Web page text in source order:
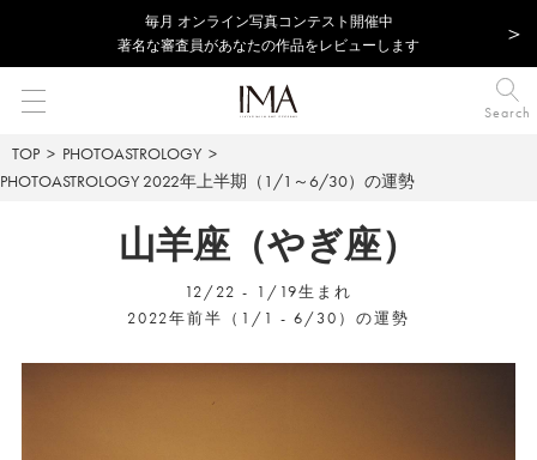
毎⽉ オンライン写真コンテスト開催中
著名な審査員があなたの作品をレビューします
Search
TOP
PHOTOASTROLOGY
PHOTOASTROLOGY 2022年上半期（1/1～6/30）の運勢
山羊座（やぎ座）
12/22 - 1/19生まれ
2022年前半（1/1 - 6/30）の運勢